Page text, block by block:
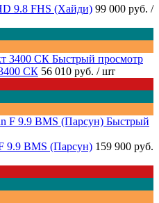
9.8 FHS (Хайди) 99 000 руб. /
Быстрый просмотр
СК 56 010 руб. / шт
Быстрый
9.9 BMS (Парсун) 159 900 руб.